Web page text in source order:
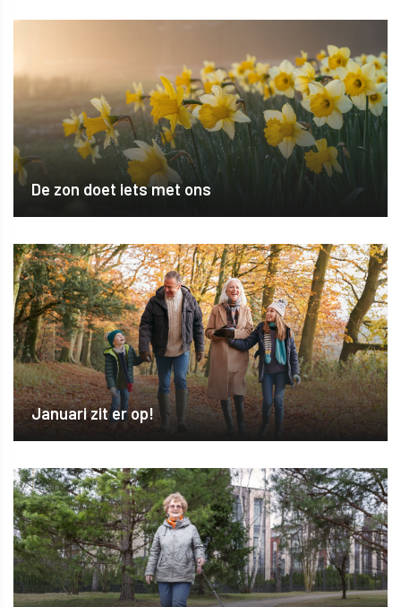
De zon doet iets met ons
Januari zit er op!